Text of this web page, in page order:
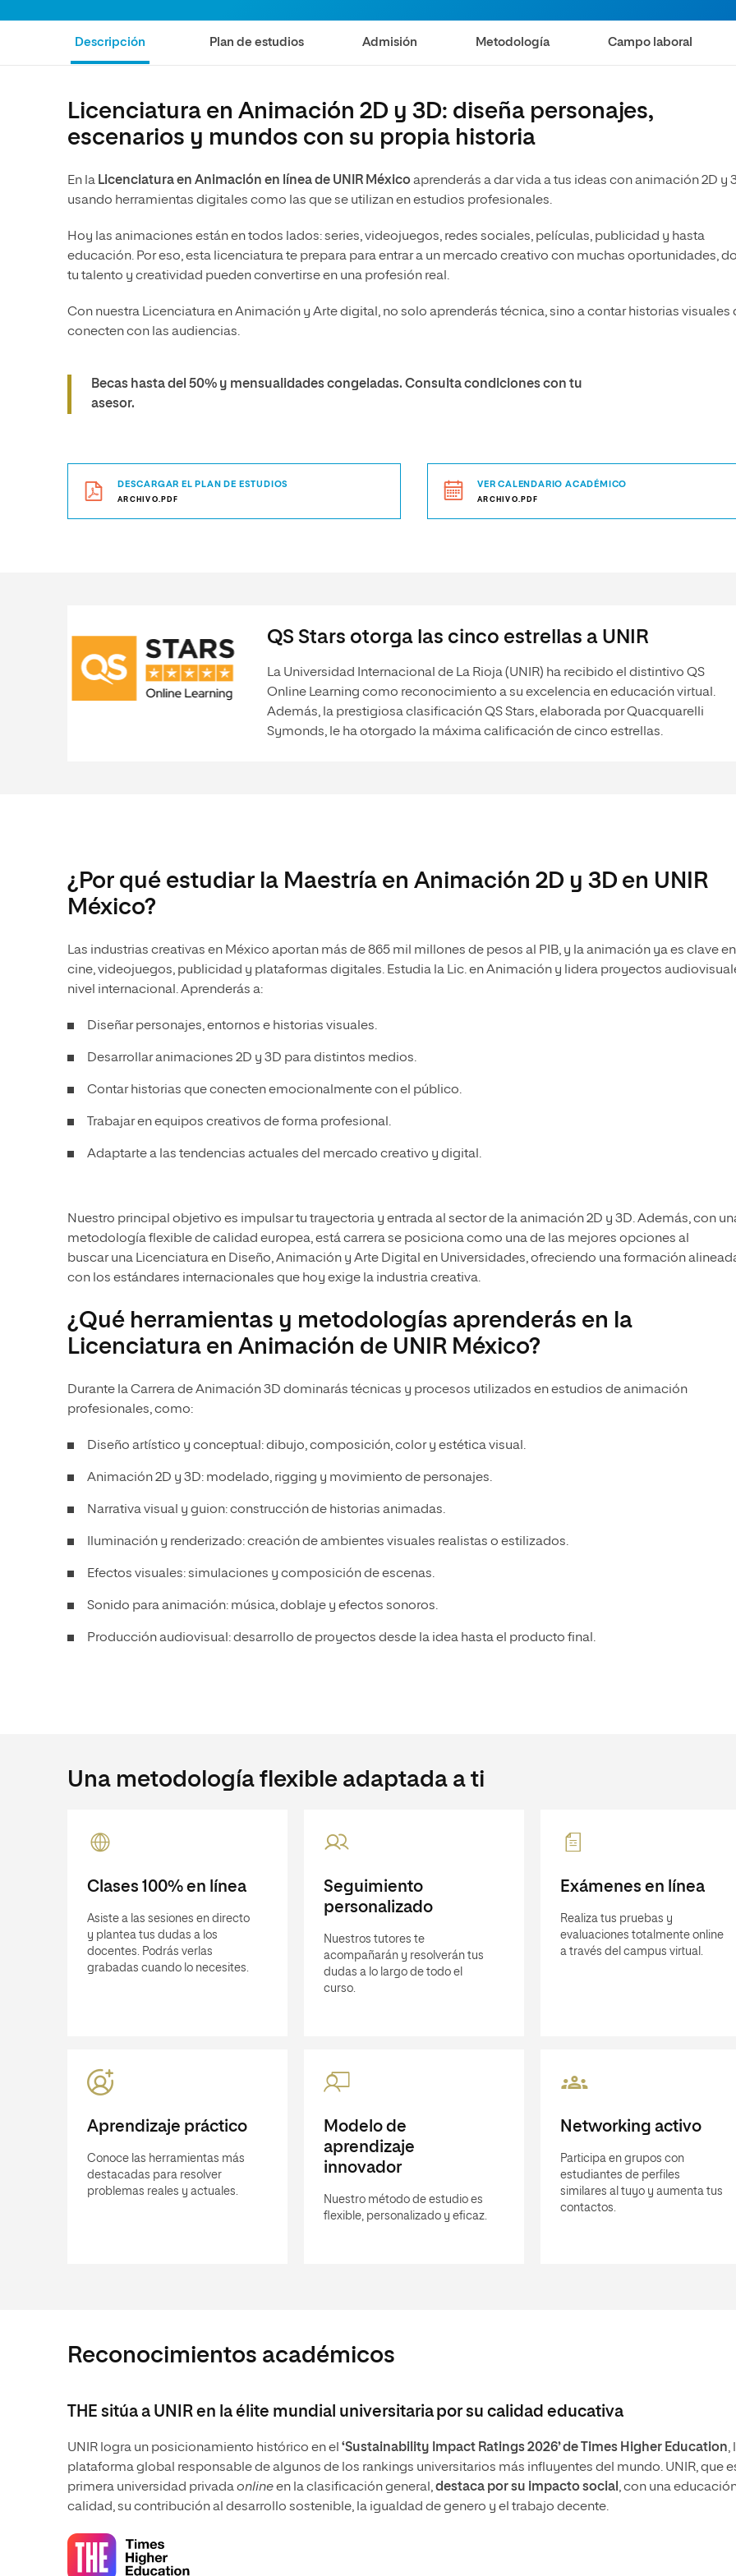
Comunicación y Mercadotecnia
Ciencias Políticas y Relaciones
Internacionales
Ciencias Criminológicas y de la
Humanidades
Artes
Ciencias Sociales
Humanidades
Música
Educación
Descripción Plan de estudios Admisión Metodología Campo laboral
Licenciatura en Animación 2D y 3D: diseña personajes,
escenarios y mundos con su propia historia
En la Licenciatura en Animación en líneade UNIR Méxicoaprenderás a dar vida a tus ideas con animación 2D y
usando herramientas digitales como las que se utilizan en estudios profesionales.
Hoy las animaciones están en todos lados: series, videojuegos, redes sociales, películas, publicidad y hasta
educación. Por eso, esta licenciatura te prepara para entrar a un mercado creativo con muchas oportunidades,
tu talento y creatividad pueden convertirse en una profesión real.
Con nuestra Licenciatura en Animación y Arte digital, no solo aprenderás técnica, sino a contar historias visuales
conecten con las audiencias.
Becas hasta del 50% y mensualidades congeladas. Consulta condiciones con tu
asesor.
DESCARGAR EL PLAN DE ESTUDIOS
ARCHIVO.PDF
VER CALENDARIO ACADÉMICO
ARCHIVO.PDF
QS Stars otorga las cinco estrellas a UNIR
La Universidad Internacional de La Rioja (UNIR) ha recibido el distintivo QS
Online Learning como reconocimiento a su excelencia en educación virtual.
Además, la prestigiosa clasificación QS Stars, elaborada por Quacquarelli
Symonds, le ha otorgado la máxima calificación de cinco estrellas.
¿Por qué estudiar la Maestría en Animación 2D y 3D en UNIR
México?
Las industrias creativas en México aportan más de 865 mil millones de pesos al PIB, y la animación ya es clave en
cine, videojuegos, publicidad y plataformas digitales. Estudia la Lic. en Animación y lidera proyectos
nivel internacional. Aprenderás a:
Diseñar personajes, entornos e historias visuales.
Desarrollar animaciones 2D y 3D para distintos medios.
Contar historias que conecten emocionalmente con el público.
Trabajar en equipos creativos de forma profesional.
Adaptarte a las tendencias actuales del mercado creativo y digital.
Nuestro principal objetivo es impulsar tu trayectoria y entrada al sector de la animación 2D y 3D. Además, con
metodología flexible de calidad europea, está carrera se posiciona como una de las mejores opciones al
buscar una Licenciatura en Diseño, Animación y Arte Digital en Universidades, ofreciendo una formación
con los estándares internacionales que hoy exige la industria creativa.
¿Qué herramientas y metodologías aprenderás en la
Licenciatura en Animación de UNIR México?
Durante la Carrera de Animación 3D dominarás técnicas y procesos utilizados en estudios de animación
profesionales, como:
Diseño artístico y conceptual: dibujo, composición, color y estética visual.
Animación 2D y 3D: modelado, rigging y movimiento de personajes.
Narrativa visual y guion: construcción de historias animadas.
Iluminación y renderizado: creación de ambientes visuales realistas o estilizados.
Efectos visuales: simulaciones y composición de escenas.
Sonido para animación: música, doblaje y efectos sonoros.
Producción audiovisual: desarrollo de proyectos desde la idea hasta el producto final.
Una metodología flexible adaptada a ti
Clases 100% en línea
Asiste a las sesiones en directo
y plantea tus dudas a los
docentes. Podrás verlas
grabadas cuando lo necesites.
Seguimiento
personalizado
Nuestros tutores te
acompañarán y resolverán tus
dudas a lo largo de todo el
curso.
Exámenes en línea
Realiza tus pruebas y
evaluaciones totalmente online
a través del campus virtual.
Aprendizaje práctico
Conoce las herramientas más
destacadas para resolver
problemas reales y actuales.
Modelo de
aprendizaje
innovador
Nuestro método de estudio es
flexible, personalizado y eficaz.
Networking activo
Participa en grupos con
estudiantes de perfiles
similares al tuyo y aumenta tus
contactos.
Reconocimientos académicos
THE sitúa a UNIR en la élite mundial universitaria por su calidad educativa
UNIR logra un posicionamiento histórico en el ‘Sustainability Impact Ratings 2026’ de Times Higher Education,
plataforma global responsable de algunos de los rankings universitarios más influyentes del mundo. UNIR, que
primera universidad privadaonlineen la clasificación general,destaca por su impacto social , con una
calidad, su contribución al desarrollo sostenible, la igualdad de genero y el trabajo decente.